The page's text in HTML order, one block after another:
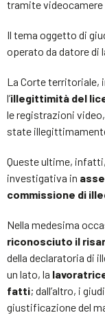
tramite videocamere
Il tema oggetto di
operato da datore di
La Corte territoriale,
l’illegittimità del
le registrazioni
state
Queste ultime,
investigativa in
commissione di
Nella medesima
riconosciuto il
della declaratoria di
un lato, la
fatti; dall’altro, i
giustificazione del